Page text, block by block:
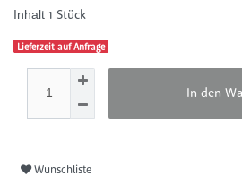
Inhalt 1 Stück
Lieferzeit auf Anfrage
In den
Wunschliste